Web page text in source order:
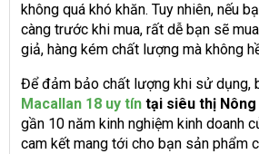
không quá khó khăn. Tuy nhiên, nếu
càng trước khi mua, rất dễ bạn sẽ
giả, hàng kém chất lượng mà không
Để đảm bảo chất lượng khi sử dụng,
Macallan 18 uy tín tại siêu thị Nông
gần 10 năm kinh nghiệm kinh doanh
cam kết mang tới cho bạn sản phẩm